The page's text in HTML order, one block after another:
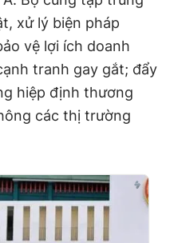
xử lý biện pháp
vệ lợi ích doanh
tranh gay gắt; đẩy
hiệp định thương
các thị trường